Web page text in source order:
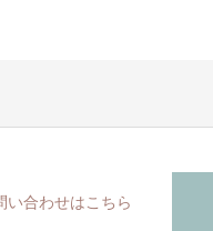
い合わせはこちら